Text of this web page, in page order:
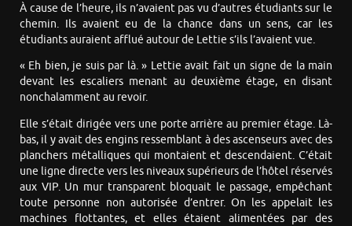
À cause de l’heure, ils n’avaient pas vu d’autres étudiants sur le
chemin. Ils avaient eu de la chance dans un sens, car les
étudiants auraient afflué autour de Lettie s’ils l’avaient vue.
« Eh bien, je suis par là. » Lettie avait fait un signe de la main
devant les escaliers menant au deuxième étage, en disant
nonchalamment au revoir.
Elle s’était dirigée vers une porte arrière au premier étage. Là-
bas, il y avait des engins ressemblant à des ascenseurs avec des
planchers métalliques qui montaient et descendaient. C’était
une ligne directe vers les niveaux supérieurs de l’hôtel réservés
aux VIP. Un mur transparent bloquait le passage, empêchant
toute personne non autorisée d’entrer. On les appelait les
machines flottantes, et elles étaient alimentées par des